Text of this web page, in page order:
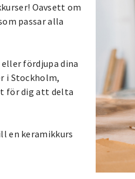
Oavsett om
passar alla
fördjupa dina
i Stockholm,
för dig att delta
en keramikkurs